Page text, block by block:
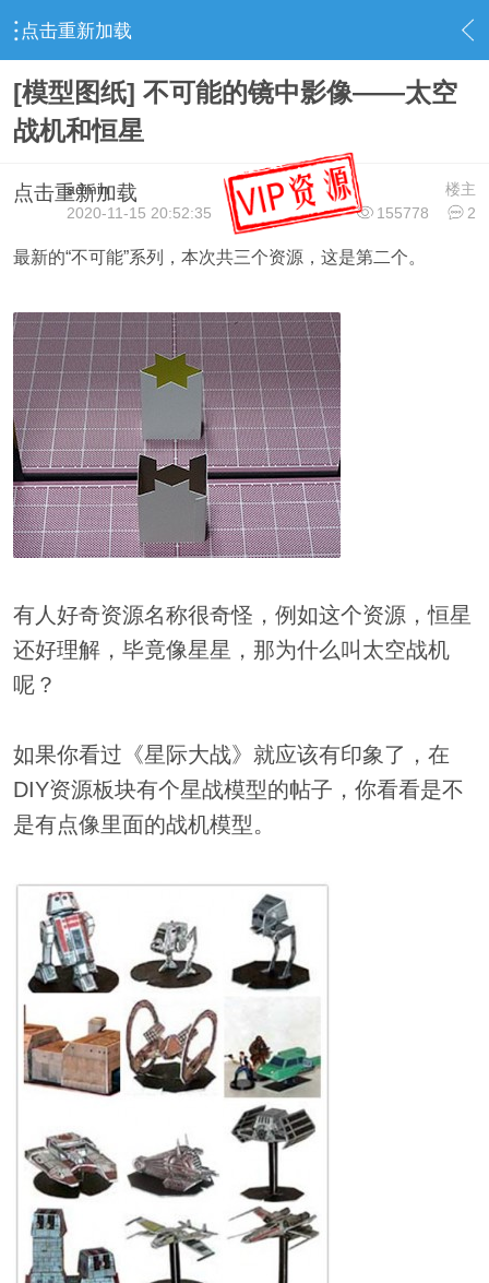
点击重新加载
› 视错觉论坛 › 视错觉资源 › 内容
[模型图纸] 不可能的镜中影像——太空
战机和恒星
点击重新加载 楼主
admin
155778
2
2020-11-15 20:52:35
最新的“不可能”系列，本次共三个资源，这是第二个。
有人好奇资源名称很奇怪，例如这个资源，恒星
还好理解，毕竟像星星，那为什么叫太空战机
呢？
如果你看过《星际大战》就应该有印象了，在
DIY资源板块有个星战模型的帖子，你看看是不
是有点像里面的战机模型。